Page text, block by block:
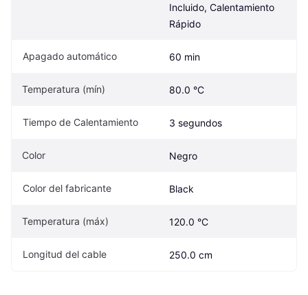
Incluido, Calentamiento
Rápido
Apagado automático 60 min
Temperatura (mín) 80.0 °C
Tiempo de Calentamiento 3 segundos
Color Negro
Color del fabricante Black
Temperatura (máx) 120.0 °C
Longitud del cable 250.0 cm